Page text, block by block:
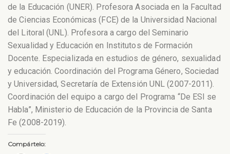
de la Educación (UNER). Profesora Asociada en la Facultad
de Ciencias Económicas (FCE) de la Universidad Nacional
del Litoral (UNL). Profesora a cargo del Seminario
Sexualidad y Educación en Institutos de Formación
Docente. Especializada en estudios de género, sexualidad
y educación. Coordinación del Programa Género, Sociedad
y Universidad, Secretaría de Extensión UNL (2007-2011).
Coordinación del equipo a cargo del Programa “De ESI se
Habla”, Ministerio de Educación de la Provincia de Santa
Fe (2008-2019).
Compártelo: